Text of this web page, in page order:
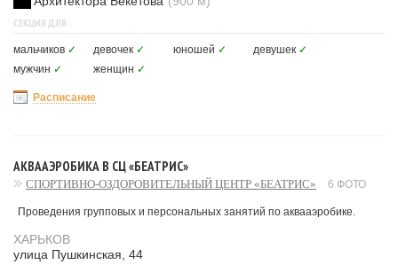
СЕКЦИЯ ДЛЯ
мальчиков ✓ девочек ✓ юношей ✓ девушек ✓
мужчин ✓ женщин ✓
Расписание
АКВААЭРОБИКА В СЦ «БЕАТРИС»
СПОРТИВНО-ОЗДОРОВИТЕЛЬНЫЙ ЦЕНТР «БЕАТРИС» 6 ФОТО
Проведения групповых и персональных занятий по аквааэробике.
ХАРЬКОВ
улица Пушкинская, 44